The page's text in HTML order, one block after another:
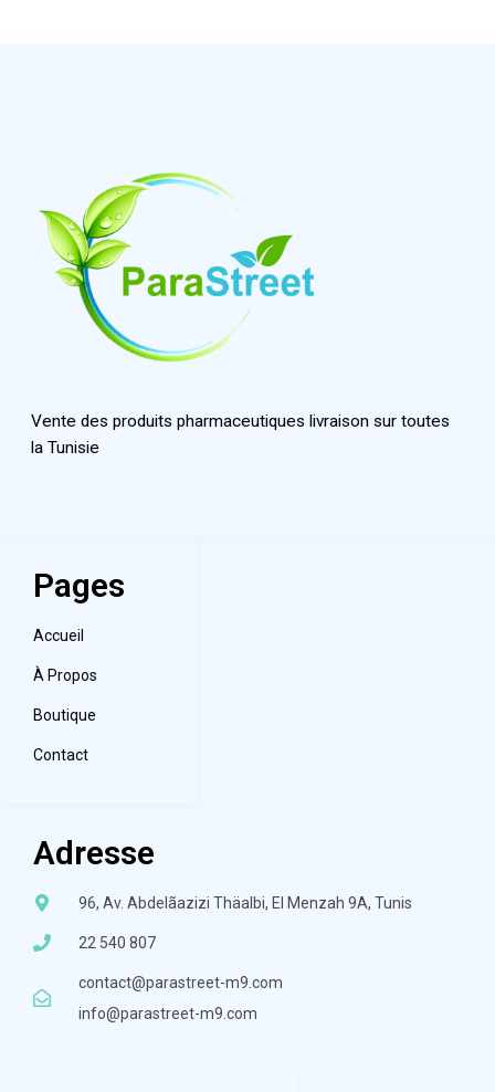
Vente des produits pharmaceutiques livraison sur toutes
la Tunisie
Pages
Accueil
À Propos
Boutique
Contact
Adresse
96, Av. Abdelãazizi Thäalbi, El Menzah 9A, Tunis
22 540 807
contact@parastreet-m9.com
info@parastreet-m9.com